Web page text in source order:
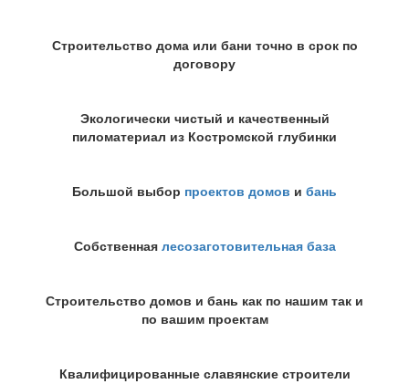
Строительство дома или бани точно в срок по
договору
Экологически чистый и качественный
пиломатериал из Костромской глубинки
Большой выбор проектов домов и бань
Собственная лесозаготовительная база
Строительство домов и бань как по нашим так и
по вашим проектам
Квалифицированные славянские строители